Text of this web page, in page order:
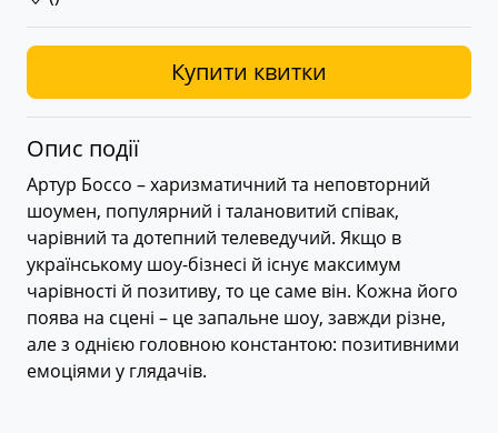
Купити квитки
Опис події
Артур Боссо – харизматичний та неповторний
шоумен, популярний і талановитий співак,
чарівний та дотепний телеведучий. Якщо в
українському шоу-бізнесі й існує максимум
чарівності й позитиву, то це саме він. Кожна його
поява на сцені – це запальне шоу, завжди різне,
але з однією головною константою: позитивними
емоціями у глядачів.